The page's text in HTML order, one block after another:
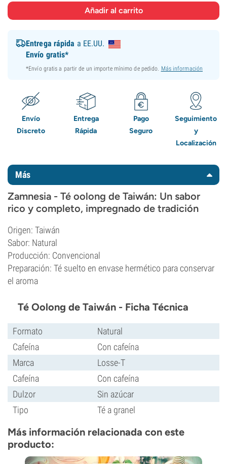
Entrega rápida a EE.UU.
Envío gratis*
*Envío gratis a partir de un importe mínimo de pedido. Más información
Envío
Discreto
Entrega
Rápida
Pago
Seguro
Seguimiento
y
Localización
Más
Zamnesia - Té oolong de Taiwán: Un sabor
rico y completo, impregnado de tradición
Origen: Taiwán
Sabor: Natural
Producción: Convencional
Preparación: Té suelto en envase hermético para conservar
el aroma
Té Oolong de Taiwán - Ficha Técnica
Formato
Natural
Cafeína
Con cafeína
Marca
Losse-T
Cafeína
Con cafeína
Dulzor
Sin azúcar
Tipo
Té a granel
Más información relacionada con este
producto: